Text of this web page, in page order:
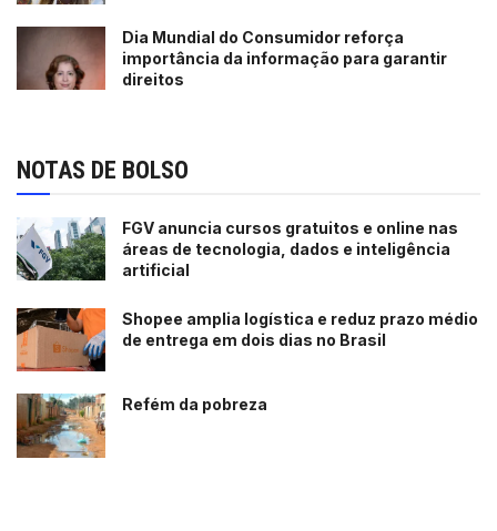
Dia Mundial do Consumidor reforça
importância da informação para garantir
direitos
NOTAS DE BOLSO
FGV anuncia cursos gratuitos e online nas
áreas de tecnologia, dados e inteligência
artificial
Shopee amplia logística e reduz prazo médio
de entrega em dois dias no Brasil
Refém da pobreza